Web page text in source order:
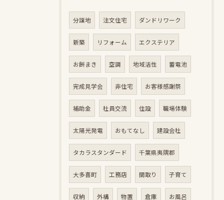
分譲地 注文住宅 ダンドリワーク
新築 リフォーム エクステリア
お餅まき 空調 地域活性 蓄電池
完成見学会 非住宅 お客様感謝祭
補助金 社員交流 住設 職場体験
太陽光発電 おもてなし 建設会社
タカラスタンダード 千葉県夷隅郡
大多喜町 工務店 間取り 子育て
収納 外構 物置 倉庫 お風呂